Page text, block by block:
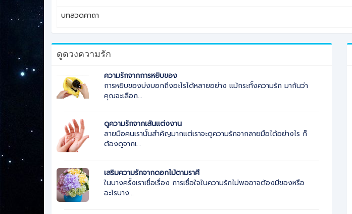
บทสวดคาถา
ดูดวงความรัก
ความรักจากการหยิบของ
การหยิบของบ่งบอกถึงอะไรได้หลายอย่าง แม้กระทั้งความรัก มากันว่า
คุณจะเลือก...
ดูความรักจากเส้นแต่งงาน
ลายมือคนเรานั้นสำคัญมากแต่เราจะดูความรักจากลายมือได้อย่างไร ก็
ต้องดูจากเ...
เสริมความรักจากดอกไม้ตามราศี
ในบางครั้งเราเชื่อเรื่อง การเชื่อใจในความรักไม่พออาจต้องมีของหรือ
อะไรบาง...